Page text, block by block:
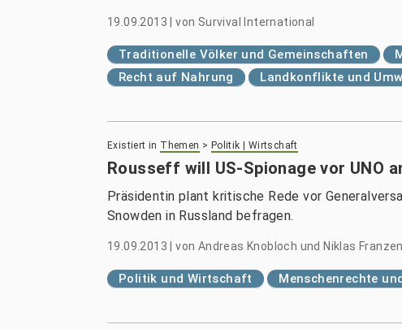
19.09.2013 |von Survival International
Traditionelle Völker und Gemeinschaften
Recht auf Nahrung
Landkonflikte und
Existiert in Themen > Politik | Wirtschaft
Rousseff will US-Spionage vor UNO
Präsidentin plant kritische Rede vor
Snowden in Russland befragen.
19.09.2013 |von Andreas Knobloch und Niklas
Politik und Wirtschaft Menschenrechte